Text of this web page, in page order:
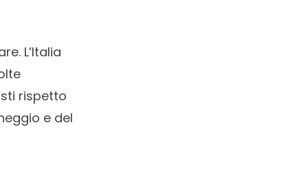
L’Italia
rispetto
e del